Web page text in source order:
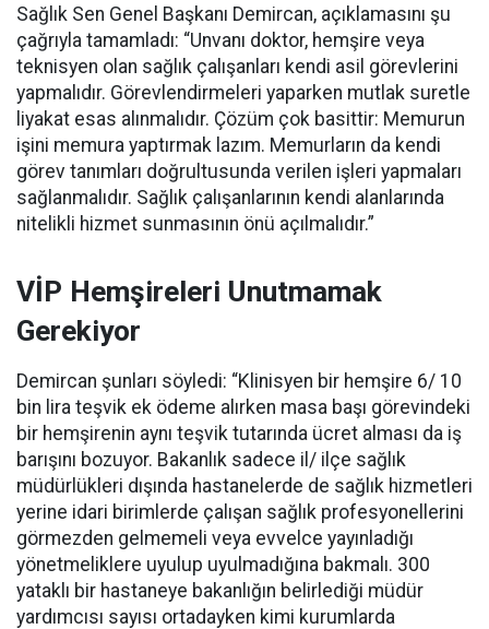
Sağlık Sen Genel Başkanı Demircan, açıklamasını şu
çağrıyla tamamladı: “Unvanı doktor, hemşire veya
teknisyen olan sağlık çalışanları kendi asil görevlerini
yapmalıdır. Görevlendirmeleri yaparken mutlak suretle
liyakat esas alınmalıdır. Çözüm çok basittir: Memurun
işini memura yaptırmak lazım. Memurların da kendi
görev tanımları doğrultusunda verilen işleri yapmaları
sağlanmalıdır. Sağlık çalışanlarının kendi alanlarında
nitelikli hizmet sunmasının önü açılmalıdır.”
VİP Hemşireleri Unutmamak
Gerekiyor
Demircan şunları söyledi: “Klinisyen bir hemşire 6/ 10
bin lira teşvik ek ödeme alırken masa başı görevindeki
bir hemşirenin aynı teşvik tutarında ücret alması da iş
barışını bozuyor. Bakanlık sadece il/ ilçe sağlık
müdürlükleri dışında hastanelerde de sağlık hizmetleri
yerine idari birimlerde çalışan sağlık profesyonellerini
görmezden gelmemeli veya evvelce yayınladığı
yönetmeliklere uyulup uyulmadığına bakmalı. 300
yataklı bir hastaneye bakanlığın belirlediği müdür
yardımcısı sayısı ortadayken kimi kurumlarda